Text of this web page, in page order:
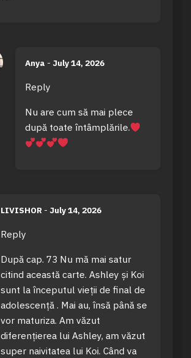
Anya - July 14, 2026
Reply
Nu are cum să mai plece
după toate întâmplările.
LIVISHOR - July 14, 2026
Reply
După cap. 73 Nu mă mai satur
citind această carte. Ashley și Koi
sunt la începutul vieții de final de
adolescență . Mai au, însă până se
vor maturiza. Am văzut
diferențierea lui Ashley, am văzut
super naivitatea lui Koi. Când va